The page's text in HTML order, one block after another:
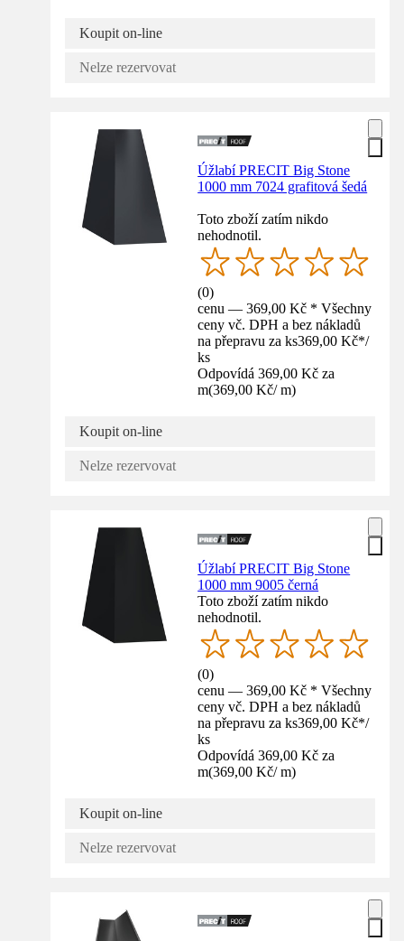
Koupit on-line
Nelze rezervovat
Úžlabí PRECIT Big Stone
1000 mm 7024 grafitová šedá
Toto zboží zatím nikdo
nehodnotil.
(0)
cenu — 369,00 Kč * Všechny
ceny vč. DPH a bez nákladů
na přepravu za ks369,00 Kč*/
ks
Odpovídá 369,00 Kč za
m(369,00 Kč/ m)
Koupit on-line
Nelze rezervovat
Úžlabí PRECIT Big Stone
1000 mm 9005 černá
Toto zboží zatím nikdo
nehodnotil.
(0)
cenu — 369,00 Kč * Všechny
ceny vč. DPH a bez nákladů
na přepravu za ks369,00 Kč*/
ks
Odpovídá 369,00 Kč za
m(369,00 Kč/ m)
Koupit on-line
Nelze rezervovat